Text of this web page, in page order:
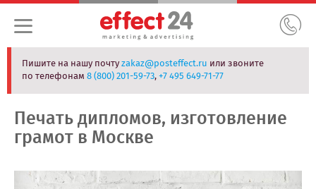
Пишите на нашу почтуzakaz@posteffect.ru или звоните
по телефонам8 (800) 201-59-73,+7 495 649-71-77
Печать дипломов, изготовление
грамот в Москве